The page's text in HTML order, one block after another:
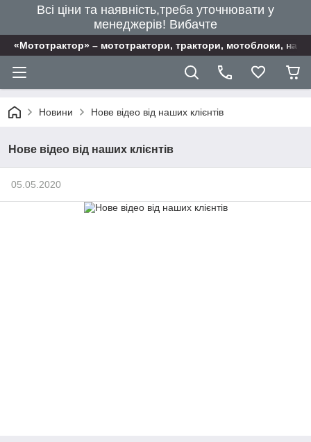
Всі ціни та наявність,треба уточнювати у
менеджерів! Вибачте
«Мототрактор» – мототрактори, трактори, мотоблоки,
Новини Нове відео від наших клієнтів
Нове відео від наших клієнтів
05.05.2020